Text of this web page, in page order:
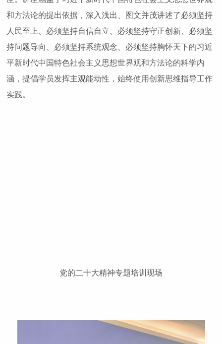
和方法论的提出依据，深入浅出、图文并茂讲述了必须坚持
人民至上、必须坚持自信自立、必须坚持守正创新、必须坚
持问题导向、必须坚持系统观念、必须坚持胸怀天下的习近
平新时代中国特色社会主义思想世界观和方法论的科学内
涵，提倡学员发挥主观能动性，始终使用创新思维指导工作
实践。
党的二十大精神专题培训现场